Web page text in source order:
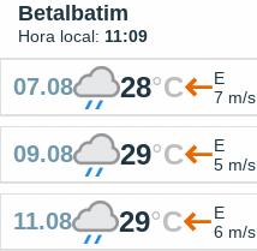
Betalbatim
Hora local: 11:09
07.08 28°C
E
7 m/s
09.08 29°C
E
5 m/s
11.08 29°C
E
6 m/s